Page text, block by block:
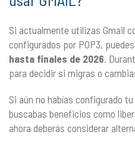
Si actualmente utilizas Gmail
configurados por POP3,
hasta finales de 2026.
para decidir si migras o
Si aún no habías configurado
buscabas beneficios como
ahora deberás considerar